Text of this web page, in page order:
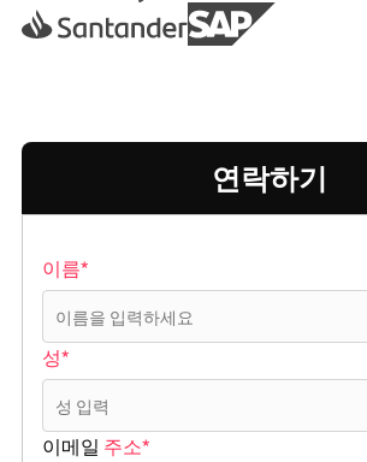
연락하기
이름*
성*
이메일 주소*